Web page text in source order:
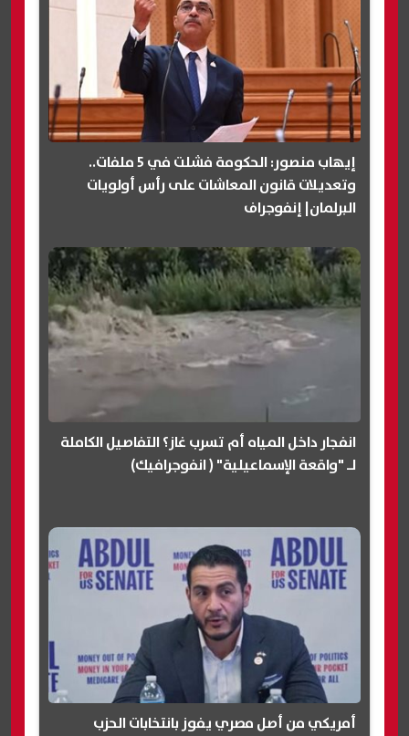
إيهاب منصور: الحكومة فشلت في 5 ملفات..
وتعديلات قانون المعاشات على رأس أولويات
البرلمان| إنفوجراف
انفجار داخل المياه أم تسرب غاز؟ التفاصيل الكاملة
لـ "واقعة الإسماعيلية" ( انفوجرافيك)
أمريكي من أصل مصري يفوز بانتخابات الحزب